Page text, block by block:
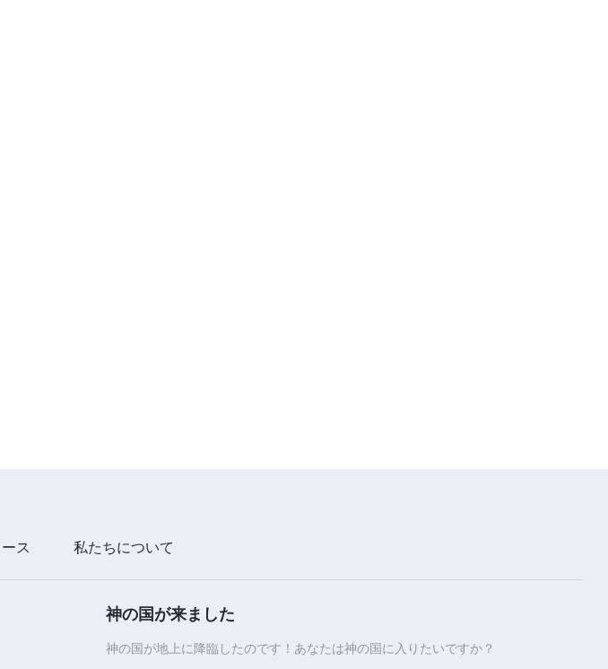
ス 私たちについて
神の国が来ました
神の国が地上に降臨したのです！あなたは神の国に入りたいですか？